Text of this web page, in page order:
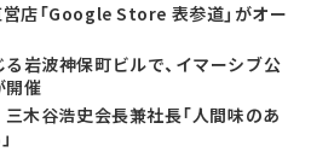
店「Google Store 表参道」がオー
岩波神保町ビルで、イマーシブ公
開催
木谷浩史会長兼社長「人間味のあ